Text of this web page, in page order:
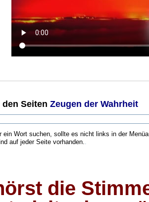
den Seiten Zeugen der Wahrheit
ein Wort suchen, sollte es nicht links in der
auf jeder Seite vorhanden.
die